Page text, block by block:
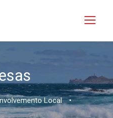
Local •